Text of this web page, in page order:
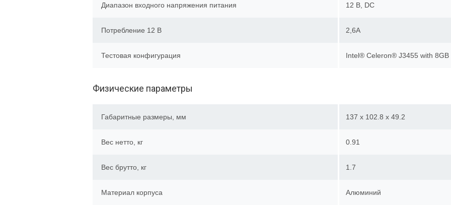
Диапазон входного напряжения питания 12 В, DC
Потребление 12 В 2,6А
Тестовая конфигурация Intel® Celeron® J3455 with 8GB
Физические параметры
Габаритные размеры, мм 137 x 102.8 x 49.2
Вес нетто, кг 0.91
Вес брутто, кг 1.7
Материал корпуса Алюминий